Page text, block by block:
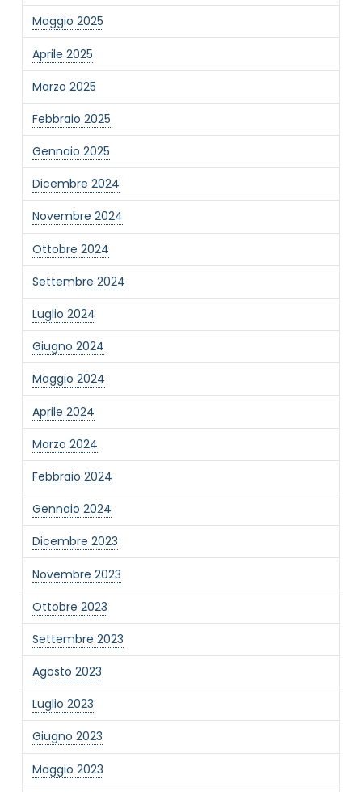
Maggio 2025
Aprile 2025
Marzo 2025
Febbraio 2025
Gennaio 2025
Dicembre 2024
Novembre 2024
Ottobre 2024
Settembre 2024
Luglio 2024
Giugno 2024
Maggio 2024
Aprile 2024
Marzo 2024
Febbraio 2024
Gennaio 2024
Dicembre 2023
Novembre 2023
Ottobre 2023
Settembre 2023
Agosto 2023
Luglio 2023
Giugno 2023
Maggio 2023
MAIL REFERENTE
MOTIVO DEL CONTATTO
Informativa Privacy
Ho preso visione dell'informativa privacy
Privacy Policy completa
Newsletter
Desidero rimanere aggiornato sulle ultime
novità dell'Associazione tramite l'iscrizione alla
newsletter